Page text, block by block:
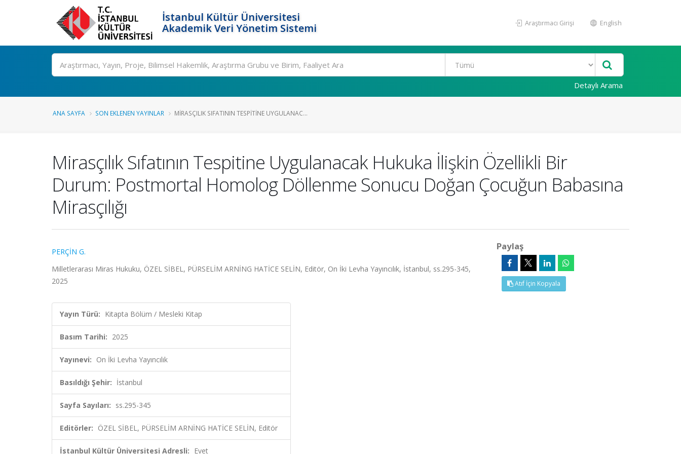
İstanbul Kültür Üniversitesi
Akademik Veri Yönetim Sistemi
Araştırmacı Girişi English
Ara
Detaylı Arama
ANA SAYFA SON EKLENEN YAYINLAR MIRASÇILIK SIFATININ TESPITINE UYGULANAC...
Mirasçılık Sıfatının Tespitine Uygulanacak Hukuka İlişkin Özellikli Bir
Durum: Postmortal Homolog Döllenme Sonucu Doğan Çocuğun Babasına
Mirasçılığı
PERÇİN G.
Milletlerarası Miras Hukuku, ÖZEL SİBEL, PÜRSELİM ARNİNG HATİCE SELİN, Editör, On İki Levha Yayıncılık, İstanbul, ss.295-345,
2025
Yayın Türü: Kitapta Bölüm / Mesleki Kitap
Basım Tarihi: 2025
Yayınevi: On İki Levha Yayıncılık
Basıldığı Şehir: İstanbul
Sayfa Sayıları: ss.295-345
Editörler: ÖZEL SİBEL, PÜRSELİM ARNİNG HATİCE SELİN, Editör
İstanbul Kültür Üniversitesi Adresli: Evet
Paylaş
Atıf İçin Kopyala